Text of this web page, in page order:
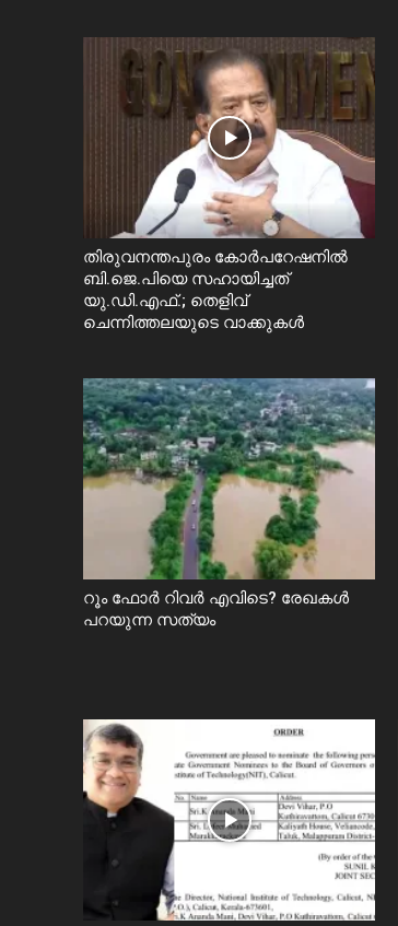
തിരുവനന്തപുരം കോർപറേഷനിൽ
ബി.ജെ.പിയെ സഹായിച്ചത്
യു.ഡി.എഫ്.; തെളിവ്
ചെന്നിത്തലയുടെ വാക്കുകൾ
റൂം ഫോർ റിവർ എവിടെ? രേഖകൾ
പറയുന്ന സത്യം